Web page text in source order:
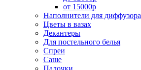
от 15000р
Наполнители для диффузора
Цветы в вазах
Декантеры
Для постельного белья
Спреи
Саше
Палочки